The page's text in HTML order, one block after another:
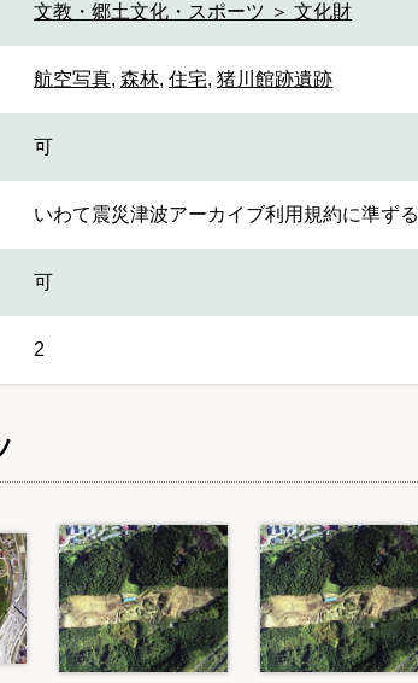
文教・郷土文化・スポーツ ＞ 文化財
航空写真, 森林, 住宅, 猪川館跡遺跡
可
いわて震災津波アーカイブ利用規約に準ずる
可
2